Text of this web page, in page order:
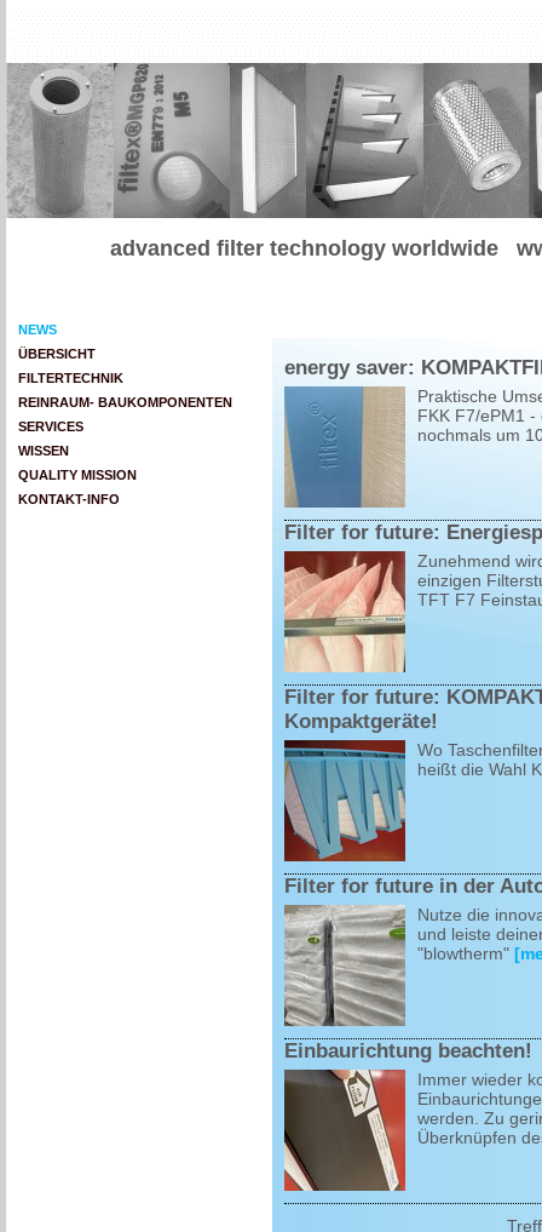
advanced filter technology worldwide
NEWS
ÜBERSICHT
FILTERTECHNIK
REINRAUM- BAUKOMPONENTEN
SERVICES
WISSEN
QUALITY MISSION
KONTAKT-INFO
energy saver:
Praktische
FKK F7/ePM1 -
nochmals um
Filter for future:
Zunehmend
einzigen
TFT F7
Filter for future:
Kompaktgeräte!
Wo
heißt die Wahl
Filter for future in der
Nutze die
und leiste
"blowtherm"
Einbaurichtung beachten!
Immer wieder
werden. Zu
Überknüpfen